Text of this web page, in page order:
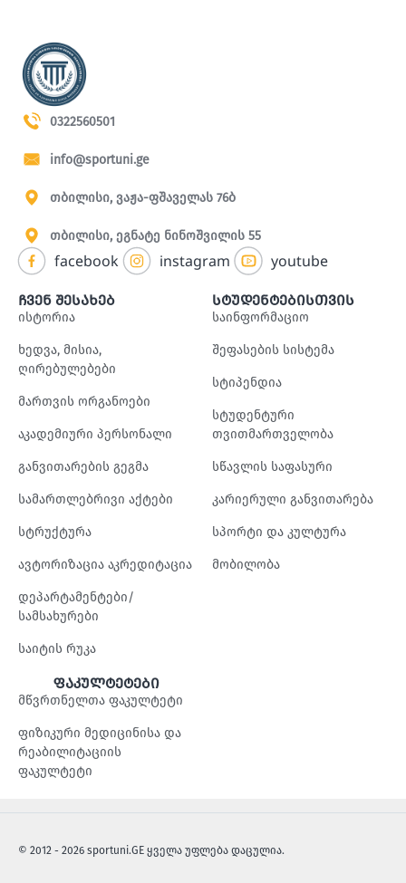
0322560501
info@sportuni.ge
თბილისი, ვაჟა-ფშაველას 76ბ
თბილისი, ეგნატე ნინოშვილის 55
facebook instagram youtube
ჩვენ შესახებ
ისტორია
ხედვა, მისია,
ღირებულებები
მართვის ორგანოები
აკადემიური პერსონალი
განვითარების გეგმა
სამართლებრივი აქტები
სტრუქტურა
ავტორიზაცია აკრედიტაცია
დეპარტამენტები/
სამსახურები
საიტის რუკა
სტუდენტებისთვის
საინფორმაციო
შეფასების სისტემა
სტიპენდია
სტუდენტური
თვითმართველობა
სწავლის საფასური
კარიერული განვითარება
სპორტი და კულტურა
მობილობა
ფაკულტეტები
მწვრთნელთა ფაკულტეტი
ფიზიკური მედიცინისა და
რეაბილიტაციის
ფაკულტეტი
© 2012 - 2026 sportuni.GE ყველა უფლება დაცულია.